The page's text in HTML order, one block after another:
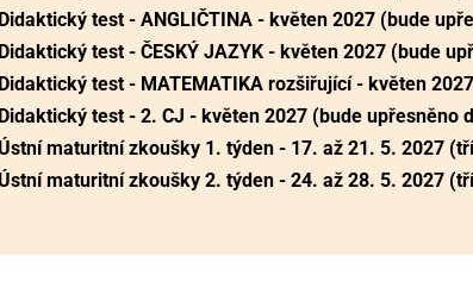
Didaktický test - ANGLIČTINA - květen 2027 (bude
Didaktický test - ČESKÝ JAZYK - květen 2027 (bude
Didaktický test - MATEMATIKA rozšiřující - květen
Didaktický test - 2. CJ - květen 2027 (bude upřesněno
maturitní zkoušky 1. týden - 17. až 21. 5. 2027
maturitní zkoušky 2. týden - 24. až 28. 5. 2027